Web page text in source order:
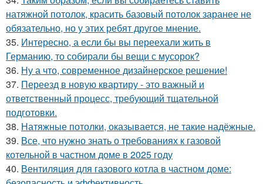
натяжной потолок, красить базовый потолок заранее не
обязательно, но у этих ребят другое мнение.
35. Интересно, а если бы вы переехали жить в
Германию, то собирали бы вещи с мусорок?
36. Ну а что, современное дизайнерское решение!
37. Переезд в новую квартиру - это важный и
ответственный процесс, требующий тщательной
подготовки.
38. Натяжные потолки, оказывается, не такие надёжные.
39. Все, что нужно знать о требованиях к газовой
котельной в частном доме в 2025 году
40. Вентиляция для газового котла в частном доме: